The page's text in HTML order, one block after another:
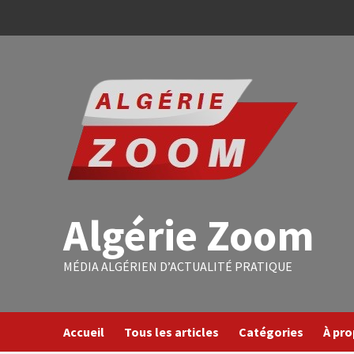
Algérie Zoom
MÉDIA ALGÉRIEN D’ACTUALITÉ PRATIQUE
Accueil Tous les articles Catégories À